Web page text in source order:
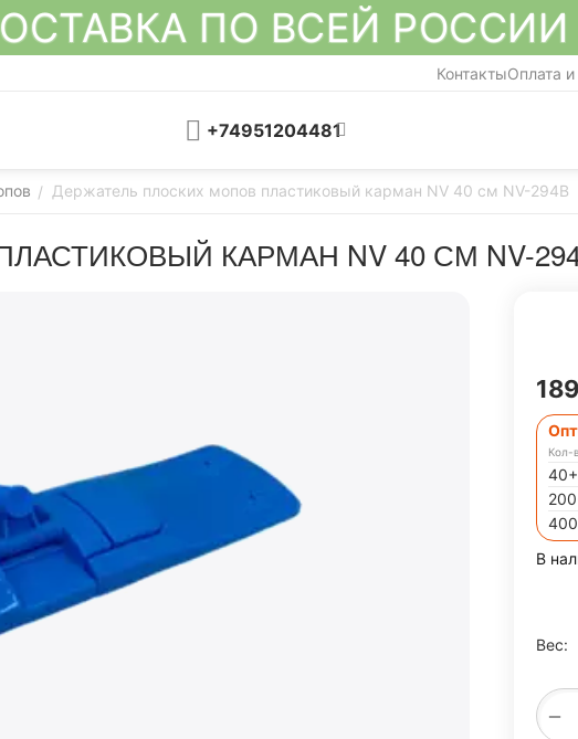
ПО ВСЕЙ РОССИИ
КонтактыОплата
+74951204481
/ Держатель плоских мопов пластиковый карман NV 40 см NV-294B
КАРМАН NV 40 СМ NV-
Кол-
40+
В
Вес:
−